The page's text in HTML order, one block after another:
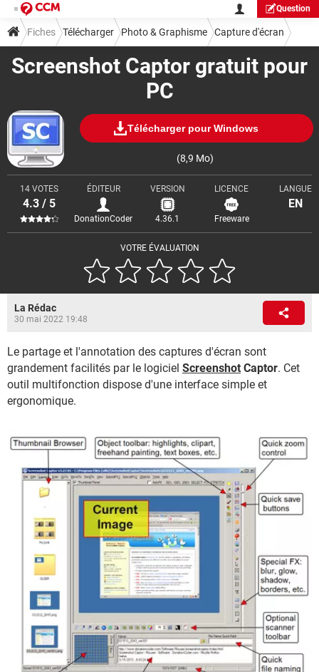
Question
Screenshot Captor gratuit pour
PC
Télécharger pour Windows
(8,9 Mo)
VOTRE ÉVALUATION
14 VOTES
4.3 / 5
ÉDITEUR
DonationCoder
VERSION
4.36.1
LICENCE
Freeware
LANGUE
EN
Fiches Télécharger Photo & Graphisme Capture d'écran
La Rédac
30 mai 2022 19:48
Le partage et l'annotation des captures d'écran sont
grandement facilités par le logiciel Screenshot Captor. Cet
outil multifonction dispose d'une interface simple et
ergonomique.